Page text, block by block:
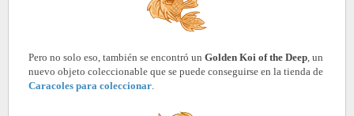
Pero no solo eso, también se encontró un Golden Koi of the Deep , un
nuevo objeto coleccionable que se puede conseguirse en la tienda de
Caracoles para coleccionar